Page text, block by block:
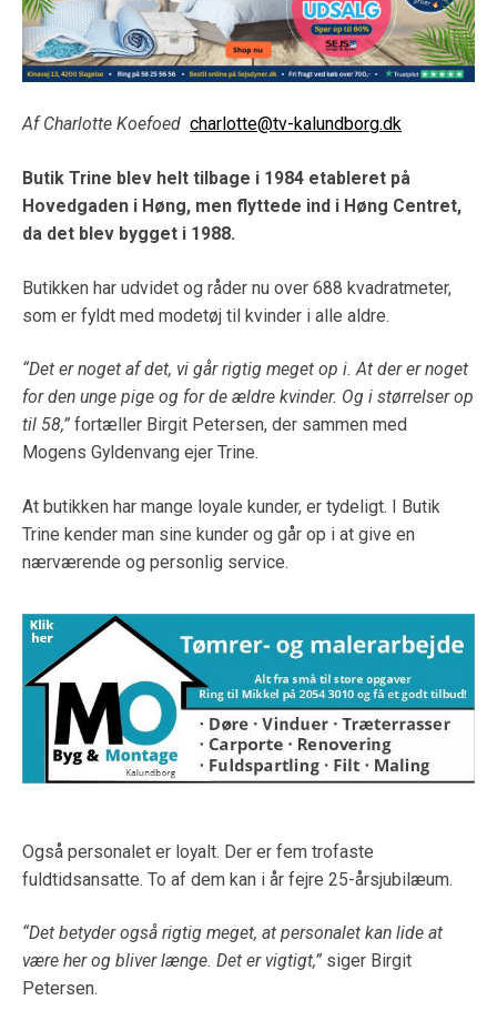
Af Charlotte Koefoed charlotte@tv-kalundborg.dk
Butik Trine blev helt tilbage i 1984 etableret på
Hovedgaden i Høng, men flyttede ind i Høng Centret,
da det blev bygget i 1988.
Butikken har udvidet og råder nu over 688 kvadratmeter,
som er fyldt med modetøj til kvinder i alle aldre.
“Det er noget af det, vi går rigtig meget op i. At der er noget
for den unge pige og for de ældre kvinder. Og i størrelser op
til 58,” fortæller Birgit Petersen, der sammen med
Mogens Gyldenvang ejer Trine.
At butikken har mange loyale kunder, er tydeligt. I Butik
Trine kender man sine kunder og går op i at give en
nærværende og personlig service.
Også personalet er loyalt. Der er fem trofaste
fuldtidsansatte. To af dem kan i år fejre 25-årsjubilæum.
“Det betyder også rigtig meget, at personalet kan lide at
være her og bliver længe. Det er vigtigt,” siger Birgit
Petersen.